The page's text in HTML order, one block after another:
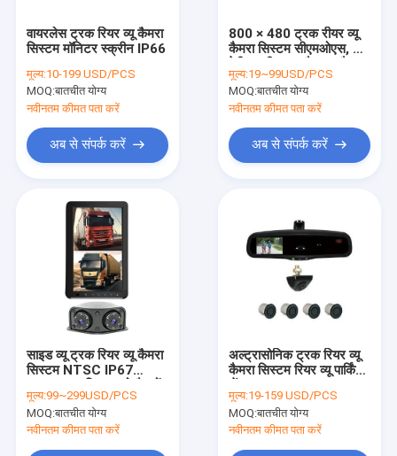
वायरलेस ट्रक रियर व्यू कैमरा
सिस्टम मॉनिटर स्क्रीन IP66
मूल्य:10-199 USD/PCS
MOQ:बातचीत योग्य
नवीनतम कीमत पता करें
अब से संपर्क करें
800 × 480 ट्रक रीयर व्यू
कैमरा सिस्टम सीएमओएस, चार
मूल्य:19~99USD/PCS
MOQ:बातचीत योग्य
नवीनतम कीमत पता करें
अब से संपर्क करें
साइड व्यू ट्रक रियर व्यू कैमरा
सिस्टम NTSC IP67
के साथ
मूल्य:99~299USD/PCS
MOQ:बातचीत योग्य
नवीनतम कीमत पता करें
अल्ट्रासोनिक ट्रक रियर व्यू
कैमरा सिस्टम रियर व्यू पार्किंग
मूल्य:19-159 USD/PCS
MOQ:बातचीत योग्य
नवीनतम कीमत पता करें